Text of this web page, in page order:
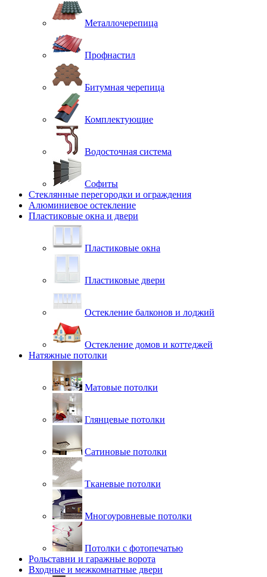
Металлочерепица
Профнастил
Битумная черепица
Комплектующие
Водосточная система
Софиты
Стеклянные перегородки и ограждения
Алюминиевое остекление
Пластиковые окна и двери
Пластиковые окна
Пластиковые двери
Остекление балконов и лоджий
Остекление домов и коттеджей
Натяжные потолки
Матовые потолки
Глянцевые потолки
Сатиновые потолки
Тканевые потолки
Многоуровневые потолки
Потолки с фотопечатью
Рольставни и гаражные ворота
Входные и межкомнатные двери